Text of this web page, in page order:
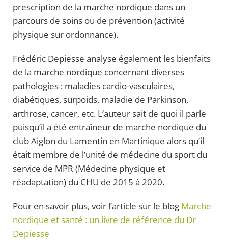
prescription de la marche nordique dans un
parcours de soins ou de prévention (activité
physique sur ordonnance).
Frédéric Depiesse analyse également les bienfaits
de la marche nordique concernant diverses
pathologies : maladies cardio-vasculaires,
diabétiques, surpoids, maladie de Parkinson,
arthrose, cancer, etc. L’auteur sait de quoi il parle
puisqu’il a été entraîneur de marche nordique du
club Aiglon du Lamentin en Martinique alors qu’il
était membre de l’unité de médecine du sport du
service de MPR (Médecine physique et
réadaptation) du CHU de 2015 à 2020.
Pour en savoir plus, voir l’article sur le blog Marche
nordique et santé : un livre de référence du Dr
Depiesse